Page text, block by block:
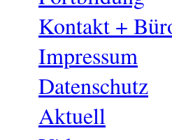
Kontakt +
Impressum
Datenschutz
Aktuell